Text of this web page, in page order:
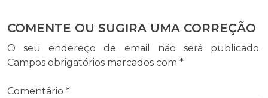
COMENTE OU SUGIRA UMA CORREÇÃO
O seu endereço de email não será publicado.
Campos obrigatórios marcados com *
Comentário *